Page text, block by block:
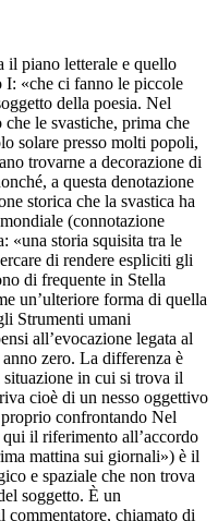
il piano letterale e quello
I: «che ci fanno le piccole
della poesia. Nel
le svastiche, prima che
solare presso molti popoli,
trovarne a decorazione di
a questa denotazione
storica che la svastica ha
(connotazione
: «una storia squisita tra le
di rendere espliciti gli
di frequente in Stella
un’ulteriore forma di quella
Strumenti umani
all’evocazione legata al
zero. La differenza è
situazione in cui si trova il
cioè di un nesso oggettivo
confrontando Nel
qui il riferimento all’accordo
mattina sui giornali») è il
e spaziale che non trova
soggetto. È un
commentatore, chiamato di